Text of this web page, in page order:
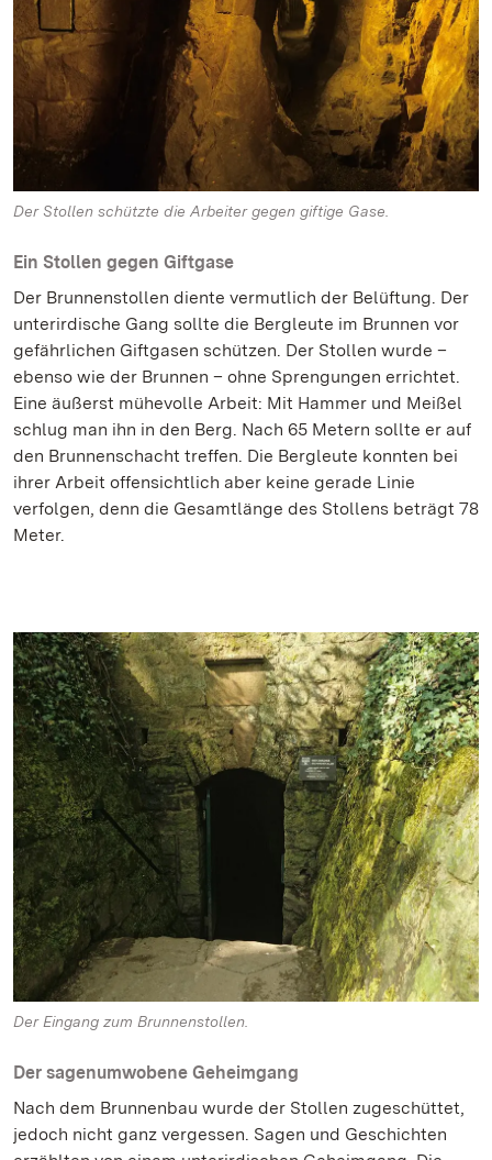
Der Stollen schützte die Arbeiter gegen giftige Gase.
Ein Stollen gegen Giftgase
Der Brunnenstollen diente vermutlich der Belüftung. Der
unterirdische Gang sollte die Bergleute im Brunnen vor
gefährlichen Giftgasen schützen. Der Stollen wurde –
ebenso wie der Brunnen – ohne Sprengungen errichtet.
Eine äußerst mühevolle Arbeit: Mit Hammer und Meißel
schlug man ihn in den Berg. Nach 65 Metern sollte er auf
den Brunnenschacht treffen. Die Bergleute konnten bei
ihrer Arbeit offensichtlich aber keine gerade Linie
verfolgen, denn die Gesamtlänge des Stollens beträgt 78
Meter.
Der Eingang zum Brunnenstollen.
Der sagenumwobene Geheimgang
Nach dem Brunnenbau wurde der Stollen zugeschüttet,
jedoch nicht ganz vergessen. Sagen und Geschichten